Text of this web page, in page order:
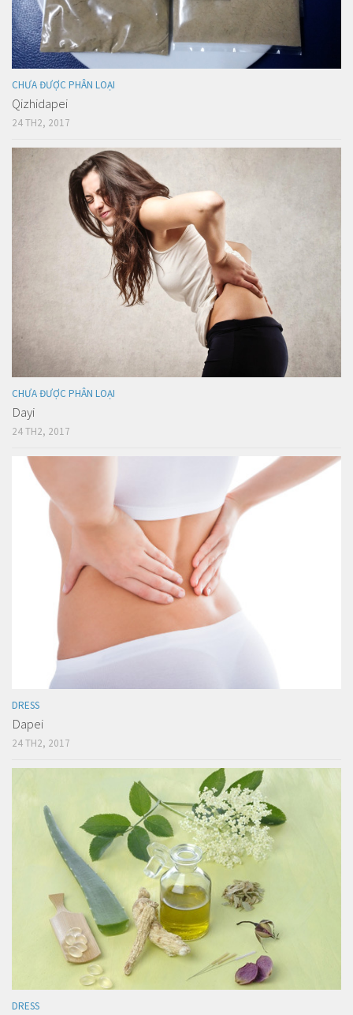
CHƯA ĐƯỢC PHÂN LOẠI
Qizhidapei
24 TH2, 2017
CHƯA ĐƯỢC PHÂN LOẠI
Dayi
24 TH2, 2017
DRESS
Dapei
24 TH2, 2017
DRESS